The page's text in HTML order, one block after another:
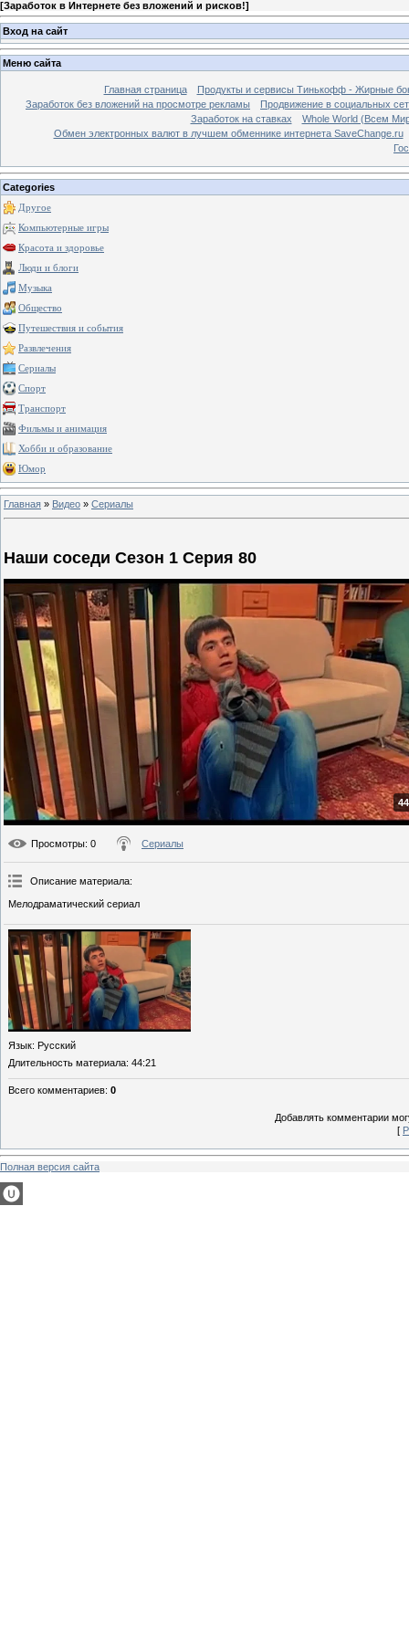
[Заработок в Интернете без вложений и рисков!]
Вход на сайт
Меню сайта
Главная страница
Продукты и сервисы Тинькофф - Жирные
Заработок без вложений на просмотре рекламы
Продвижение в социальных
Заработок на ставках
Whole World (Всем
Обмен электронных валют в лучшем обменнике интернета SaveChange.ru
Categories
Другое
Компьютерные игры
Красота и здоровье
Люди и блоги
Музыка
Общество
Путешествия и события
Развлечения
Сериалы
Спорт
Транспорт
Фильмы и анимация
Хобби и образование
Юмор
Главная » Видео » Сериалы
Наши соседи Сезон 1 Серия 80
Просмотры: 0 Сериалы
Описание материала:
Мелодраматический сериал
Язык: Русский
Длительность материала: 44:21
Всего комментариев: 0
Добавлять комментарии
[
Полная версия сайта